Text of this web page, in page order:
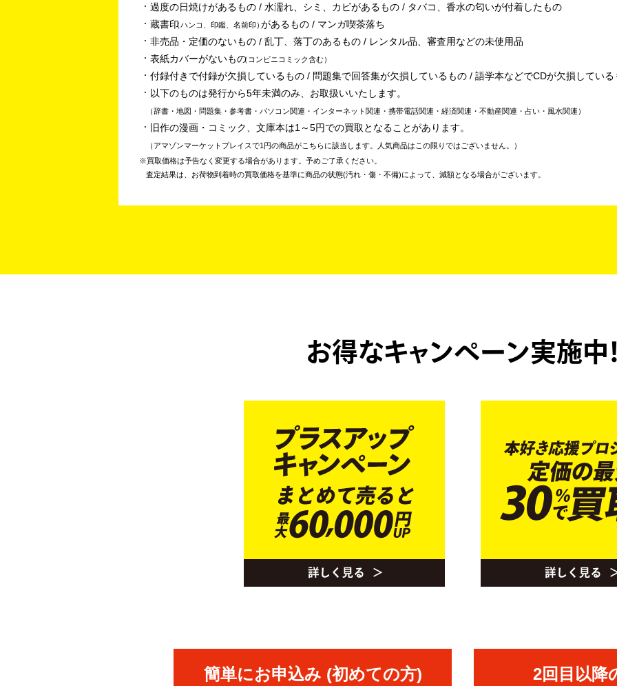
過度の日焼けがあるもの / 水濡れ、シミ、カビがあるもの / タバコ、香水の匂いが付着したもの
蔵書印 ハンコ、印鑑、名前印
があるもの / マンガ喫茶落ち
非売品・定価のないもの / 乱丁、落丁のあるもの / レンタル品、審査用などの未使用品
表紙カバーがないもの コンビニコミック含む
付録付きで付録が欠損しているもの / 問題集で回答集が欠損しているもの / 語学本などでCDが欠損してい
以下のものは発行から5年未満のみ、お取扱いいたします。
辞書・地図・問題集・参考書・パソコン関連・インターネット関連・携帯電話関連・経済関連・不動産関連・占い・風水関連
旧作の漫画・コミック、文庫本は1～5円での買取となることがあります。
アマゾンマーケットプレイスで1円の商品がこちらに該当します。人気商品はこの限りではございません。
買取価格は予告なく変更する場合があります。予めご了承ください。
査定結果は、お荷物到着時の買取価格を基準に商品の状態(汚れ・傷・不備)によって、減額となる場合がございます。
お得なキャンペーン実施中
簡単にお申込み (初めての方) 2回目以降